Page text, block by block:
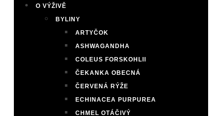
O VÝŽIVĚ
BYLINY
ARTYČOK
ASHWAGANDHA
COLEUS FORSKOHLII
ČEKANKA OBECNÁ
ČERVENÁ RÝŽE
ECHINACEA PURPUREA
CHMEL OTÁČIVÝ